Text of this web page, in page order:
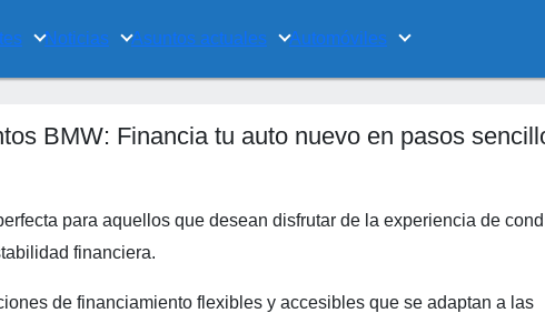
Noticias Asuntos actuales Automóviles
BMW: Financia tu auto nuevo en pasos
para aquellos que desean disfrutar de la experiencia de
financiera.
de financiamiento flexibles y accesibles que se adaptan a las